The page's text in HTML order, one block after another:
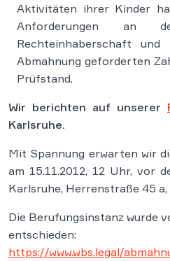
Aktivitäten ihrer Kinder
Anforderungen an
Rechteinhaberschaft
Abmahnung geforderten
Prüfstand.
Wir berichten auf unserer
Karlsruhe.
Mit Spannung erwarten wir
am 15.11.2012, 12 Uhr, vor
Karlsruhe, Herrenstraße 45 a,
Die Berufungsinstanz wurde
entschieden:
https://www.wbs.legal/